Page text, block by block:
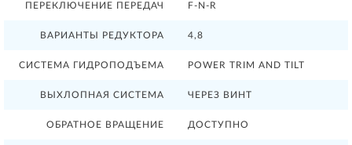
ПЕРЕКЛЮЧЕНИЕ ПЕРЕДАЧ F-N-R
ВАРИАНТЫ РЕДУКТОРА 4,8
СИСТЕМА ГИДРОПОДЪЕМА POWER TRIM AND TILT
ВЫХЛОПНАЯ СИСТЕМА ЧЕРЕЗ ВИНТ
ОБРАТНОЕ ВРАЩЕНИЕ ДОСТУПНО